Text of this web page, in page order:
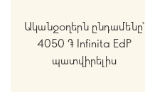
Ականջօղերն ընդամենը՝
4050 ֏ Infinita EdP
պատվիրելիս